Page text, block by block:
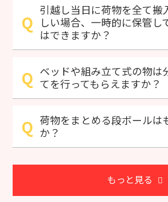
引越し当日に荷物を全て搬
しい場合、一時的に保管し
はできますか？
ベッドや組み立て式の物は
てを行ってもらえますか？
荷物をまとめる段ボールは
か？
もっと見る